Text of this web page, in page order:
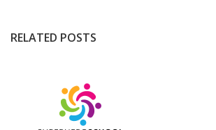
RELATED POSTS